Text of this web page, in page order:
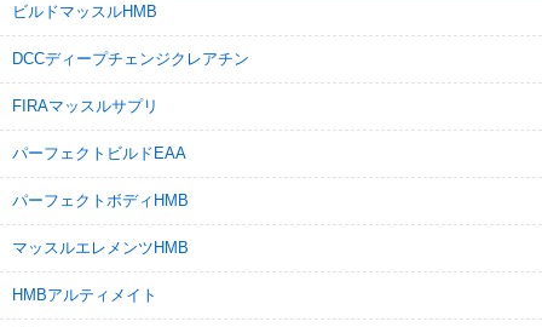
ビルドマッスルHMB
DCCディープチェンジクレアチン
FIRAマッスルサプリ
パーフェクトビルドEAA
パーフェクトボディHMB
マッスルエレメンツHMB
HMBアルティメイト